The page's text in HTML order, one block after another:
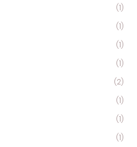
(1)
(1)
(1)
(1)
(2)
(1)
(1)
(1)